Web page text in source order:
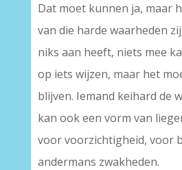
Dat moet kunnen ja, maar
van die harde waarheden
niks aan heeft, niets mee
op iets wijzen, maar het
blijven. Iemand keihard de
kan ook een vorm van
voor voorzichtigheid, voor
andermans zwakheden.